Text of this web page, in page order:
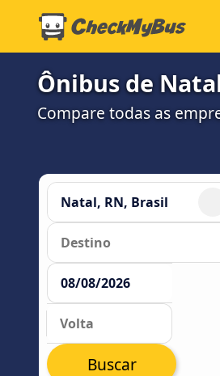
Ônibus de
Compare todas as
Buscar